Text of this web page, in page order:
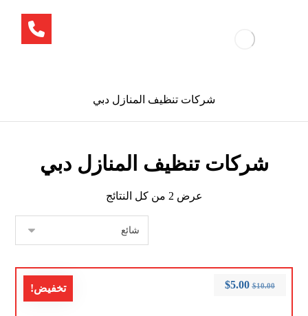
شركات تنظيف المنازل دبي
شركات تنظيف المنازل دبي
عرض ⁦2⁩ من كل النتائج
تخفيض! $10.00
$5.00